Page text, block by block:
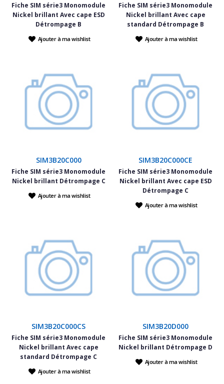
Fiche SIM série3 Monomodule
Nickel brillant Avec cape ESD
Détrompage B
Ajouter à ma wishlist
Fiche SIM série3 Monomodule
Nickel brillant Avec cape
standard Détrompage B
Ajouter à ma wishlist
SIM3B20C000
Fiche SIM série3 Monomodule
Nickel brillant Détrompage C
Ajouter à ma wishlist
SIM3B20C000CE
Fiche SIM série3 Monomodule
Nickel brillant Avec cape ESD
Détrompage C
Ajouter à ma wishlist
SIM3B20C000CS
Fiche SIM série3 Monomodule
Nickel brillant Avec cape
standard Détrompage C
Ajouter à ma wishlist
SIM3B20D000
Fiche SIM série3 Monomodule
Nickel brillant Détrompage D
Ajouter à ma wishlist